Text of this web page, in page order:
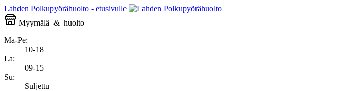
Lahden Polkupyörähuolto - etusivulle
Myymälä & huolto
Ma-Pe:
10-18
La:
09-15
Su:
Suljettu